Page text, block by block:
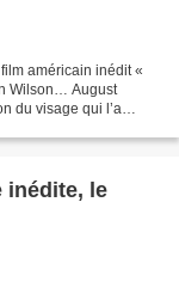
américain inédit «
Wilson… August
du visage qui l’a
inédite, le